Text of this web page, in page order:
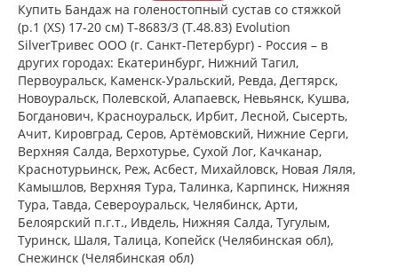
Купить Бандаж на голеностопный сустав со стяжкой
(р.1 (XS) 17-20 см) Т-8683/3 (Т.48.83) Evolution
SilverТривес ООО (г. Санкт-Петербург) - Россия – в
других городах: Екатеринбург, Нижний Тагил,
Первоуральск, Каменск-Уральский, Ревда, Дегтярск,
Новоуральск, Полевской, Алапаевск, Невьянск, Кушва,
Богданович, Красноуральск, Ирбит, Лесной, Сысерть,
Ачит, Кировград, Серов, Артёмовский, Нижние Cерги,
Верхняя Салда, Верхотурье, Сухой Лог, Качканар,
Краснотурьинск, Реж, Асбест, Михайловск, Новая Ляля,
Камышлов, Верхняя Тура, Талинка, Карпинск, Нижняя
Тура, Тавда, Североуральск, Челябинск, Арти,
Белоярский п.г.т., Ивдель, Нижняя Салда, Тугулым,
Туринск, Шаля, Талица, Копейск (Челябинская обл),
Снежинск (Челябинская обл)